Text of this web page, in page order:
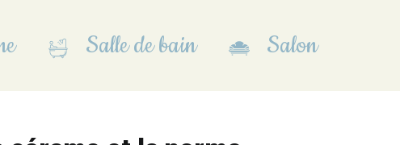
Salle de bain Salon